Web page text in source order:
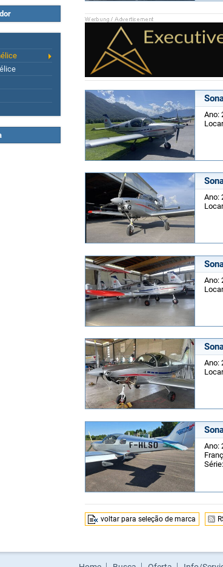
Ano:
Ano:
Ano:
Ano:
Ano:
voltar para seleção de marca